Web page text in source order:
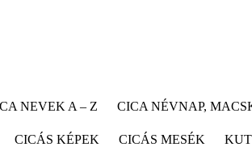
NEVEK A – Z CICA NÉVNAP,
CICÁS KÉPEK CICÁS MESÉK